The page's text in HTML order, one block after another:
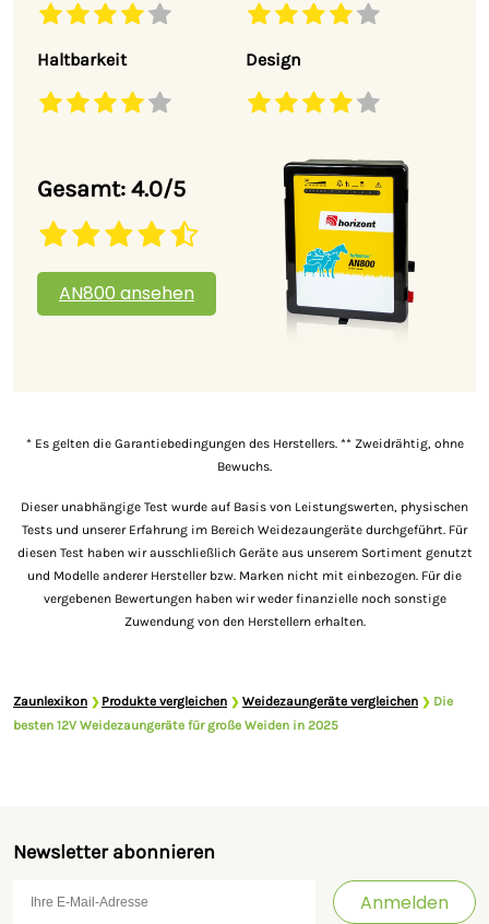
Haltbarkeit Design
Gesamt: 4.0/5
AN800 ansehen
* Es gelten die Garantiebedingungen des Herstellers. ** Zweidrähtig, ohne
Bewuchs.
Dieser unabhängige Test wurde auf Basis von Leistungswerten, physischen
Tests und unserer Erfahrung im Bereich Weidezaungeräte durchgeführt. Für
diesen Test haben wir ausschließlich Geräte aus unserem Sortiment genutzt
und Modelle anderer Hersteller bzw. Marken nicht mit einbezogen. Für die
vergebenen Bewertungen haben wir weder finanzielle noch sonstige
Zuwendung von den Herstellern erhalten.
Zaunlexikon ❯ Produkte vergleichen ❯ Weidezaungeräte vergleichen ❯ Die
besten 12V Weidezaungeräte für große Weiden in 2025
Newsletter abonnieren
Anmelden